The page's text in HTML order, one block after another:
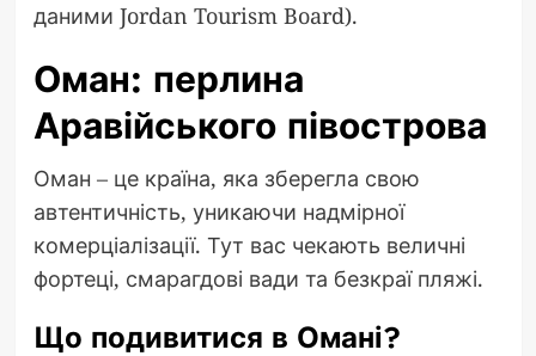
даними Jordan Tourism Board).
Оман: перлина
Аравійського півострова
Оман – це країна, яка зберегла свою
автентичність, уникаючи надмірної
комерціалізації. Тут вас чекають величні
фортеці, смарагдові вади та безкраї пляжі.
Що подивитися в Омані?